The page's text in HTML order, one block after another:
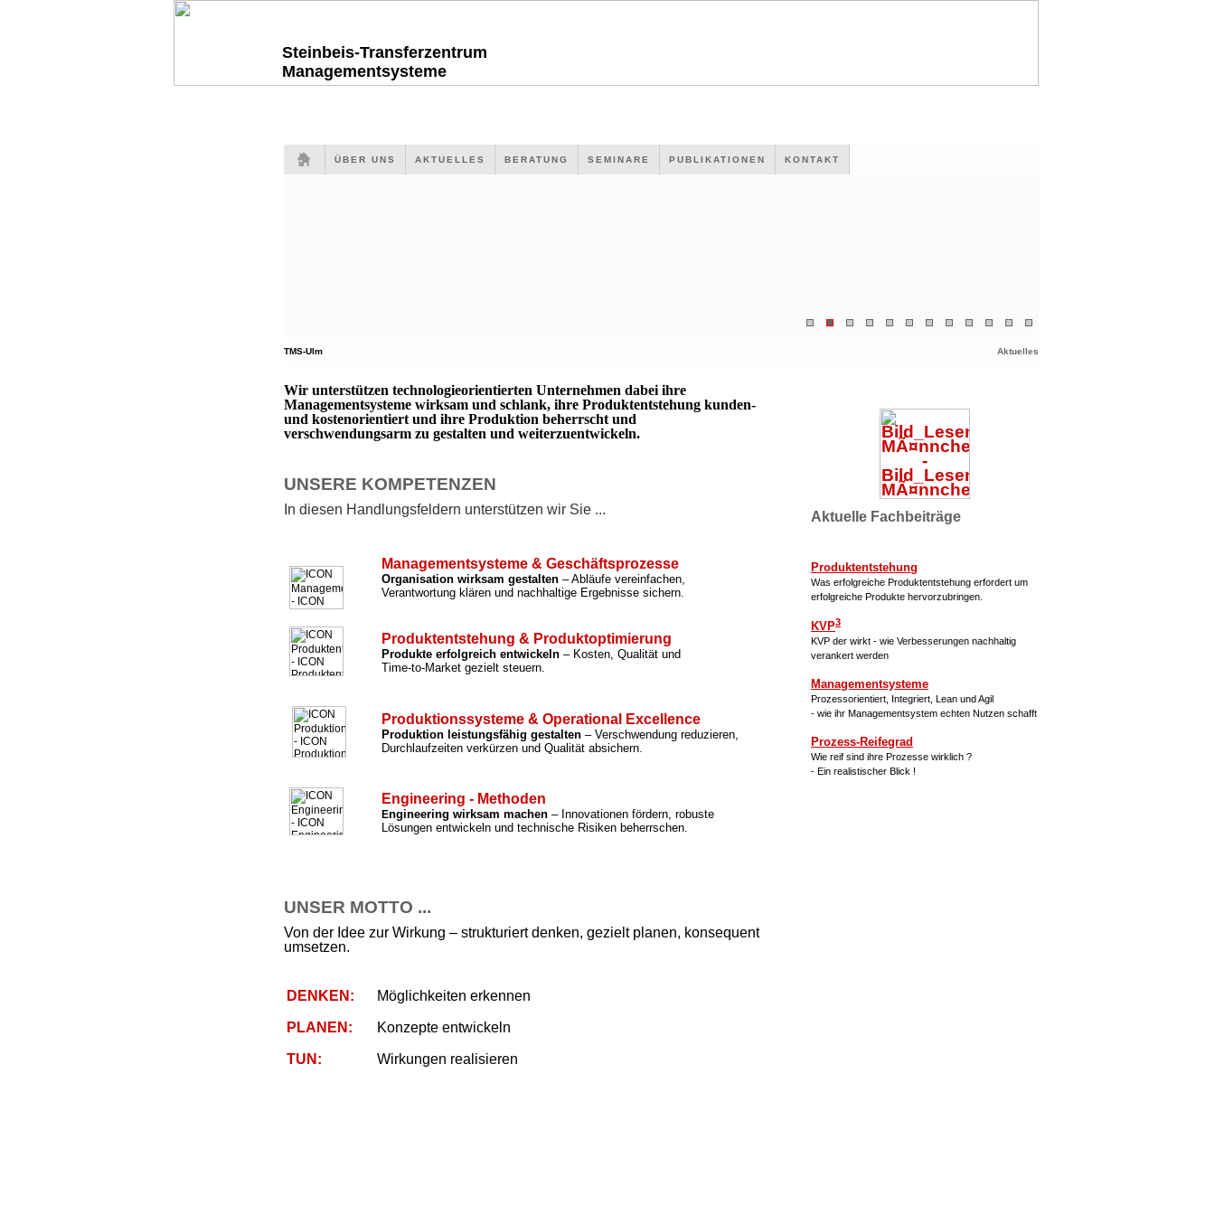
Steinbeis-Transferzentrum
Managementsysteme
ÜBER UNS AKTUELLES BERATUNG SEMINARE PUBLIKATIONEN KONTAKT
TMS-Ulm Aktuelles
Wir unterstützen technologieorientierten Unternehmen dabei ihre
Managementsysteme wirksam und schlank, ihre Produktentstehung kunden-
und kostenorientiert und ihre Produktion beherrscht und
verschwendungsarm zu gestalten und weiterzuentwickeln.
UNSERE KOMPETENZEN
In diesen Handlungsfeldern unterstützen wir Sie ...
Managementsysteme & Geschäftsprozesse
Organisation wirksam gestalten – Abläufe vereinfachen,
Verantwortung klären und nachhaltige Ergebnisse sichern.
Produktentstehung & Produktoptimierung
Produkte erfolgreich entwickeln – Kosten, Qualität und
Time-to-Market gezielt steuern.
Produktionssysteme & Operational Excellence
Produktion leistungsfähig gestalten – Verschwendung reduzieren,
Durchlaufzeiten verkürzen und Qualität absichern.
Engineering - Methoden
Engineering wirksam machen – Innovationen fördern, robuste
Lösungen entwickeln und technische Risiken beherrschen.
UNSER MOTTO ...
Von der Idee zur Wirkung – strukturiert denken, gezielt planen, konsequent
umsetzen.
DENKEN: Möglichkeiten erkennen
PLANEN: Konzepte entwickeln
TUN: Wirkungen realisieren
Aktuelle Fachbeiträge
Produktentstehung
Was erfolgreiche Produktentstehung erfordert um
erfolgreiche Produkte hervorzubringen.
KVP3
KVP der wirkt - wie Verbesserungen nachhaltig
verankert werden
Managementsysteme
Prozessorientiert, Integriert, Lean und Agil
- wie ihr Managementsystem echten Nutzen schafft
Prozess-Reifegrad
Wie reif sind ihre Prozesse wirklich ?
- Ein realistischer Blick !